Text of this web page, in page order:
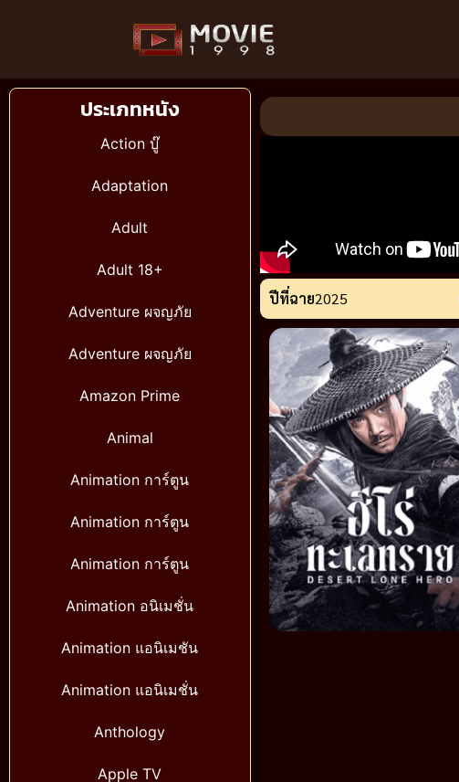
ประเภทหนัง
Action บู๊
Adaptation
Adult
Adult 18+
Adventure ผจญภัย
Adventure ผจญภัย
Amazon Prime
Animal
Animation การ์ตูน
Animation การ์ตูน
Animation การ์ตูน
Animation อนิเมชั่น
Animation แอนิเมชัน
Animation แอนิเมชั่น
Anthology
Apple TV
ปีที่ฉาย2025